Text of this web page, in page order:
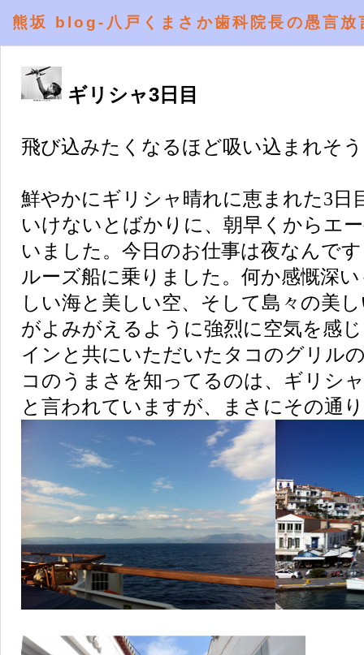
熊坂 blog-八戸くまさか歯科院長の愚言
ギリシャ3日目
飛び込みたくなるほど吸い込まれそ
鮮やかにギリシャ晴れに恵まれた3 日
いけないとばかりに、朝早くからエ
いました。今日のお仕事は夜なんで
ルーズ船に乗りました。何か感慨深
しい海と美しい空、そして島々の美
がよみがえるように強烈に空気を感
インと共にいただいたタコのグリル
コのうまさを知ってるのは、ギリシ
と言われていますが、まさにその通